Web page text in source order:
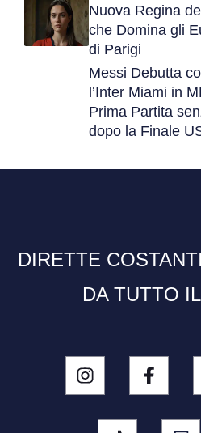
Nuova Regina
che Domina gli
di Parigi
Messi Debutta
l’Inter Miami in
Prima Partita
dopo la Finale
DIRETTE
DA TUTTO